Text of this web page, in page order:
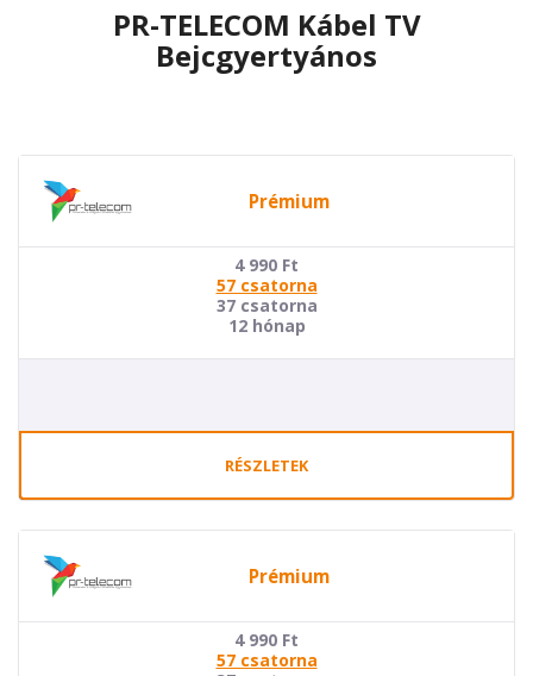
PR-TELECOM Kábel TV
Bejcgyertyános
Prémium
4 990 Ft
57 csatorna
37 csatorna
12 hónap
RÉSZLETEK
Prémium
4 990 Ft
57 csatorna